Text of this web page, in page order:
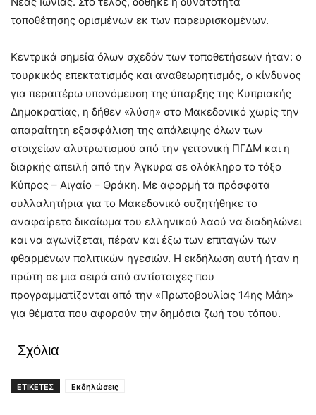
τοποθέτησης ορισμένων εκ των παρευρισκομένων.
Κεντρικά σημεία όλων σχεδόν των τοποθετήσεων ήταν: ο
τουρκικός επεκτατισμός και αναθεωρητισμός, ο κίνδυνος
για περαιτέρω υπονόμευση της ύπαρξης της Κυπριακής
Δημοκρατίας, η δήθεν «λύση» στο Μακεδονικό χωρίς την
απαραίτητη εξασφάλιση της απάλειψης όλων των
στοιχείων αλυτρωτισμού από την γειτονική ΠΓΔΜ και η
διαρκής απειλή από την Άγκυρα σε ολόκληρο το τόξο
Κύπρος – Αιγαίο – Θράκη. Με αφορμή τα πρόσφατα
συλλαλητήρια για το Μακεδονικό συζητήθηκε το
αναφαίρετο δικαίωμα του ελληνικού λαού να διαδηλώνει
και να αγωνίζεται, πέραν και έξω των επιταγών των
φθαρμένων πολιτικών ηγεσιών. Η εκδήλωση αυτή ήταν η
πρώτη σε μια σειρά από αντίστοιχες που
προγραμματίζονται από την «Πρωτοβουλίας 14ης Μάη»
για θέματα που αφορούν την δημόσια ζωή του τόπου.
Σχόλια
ΕΤΙΚΕΤΕΣ Εκδηλώσεις